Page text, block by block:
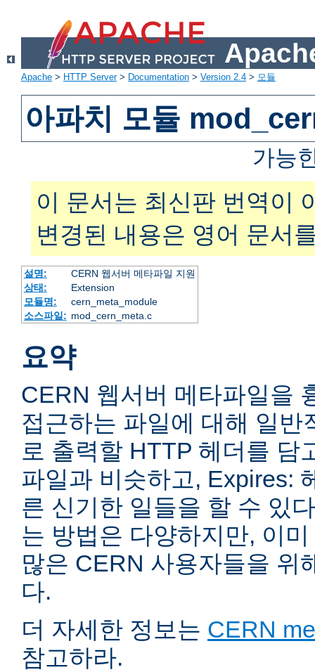
Apache > HTTP Server> Documentation > Version 2.4 > 모듈
아파치 모듈
가능
이 문서는 최신판 번역이
변경된 내용은 영어 문서
설명:
CERN 웹서버 메타파일 지원
상태:
Extension
모듈명:
cern_meta_module
소스파일: mod_cern_meta.c
요약
CERN 웹서버 메타파일을
접근하는 파일에 대해 일반
로 출력할 HTTP 헤더를 담
파일과 비슷하고, Expires:
른 신기한 일들을 할 수 있
는 방법은 다양하지만, 이
많은 CERN 사용자들을 위
다.
더 자세한 정보는 CERN
참고하라.